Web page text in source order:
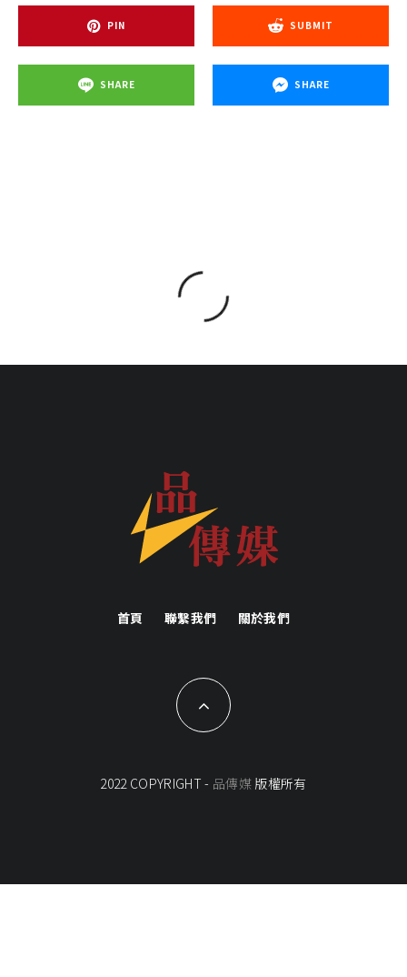
PIN SUBMIT
SHARE SHARE
首頁 聯繫我們 關於我們
2022 COPYRIGHT - 品傳媒 版權所有